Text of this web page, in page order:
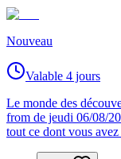
Nouveau
Valable 4 jours
Le monde des
from de jeudi 06/08/
tout ce dont vous